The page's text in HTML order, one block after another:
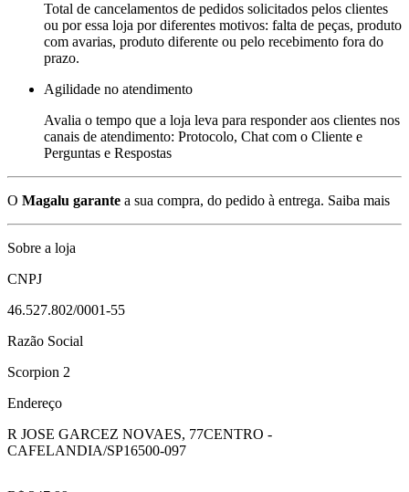
Total de cancelamentos de pedidos solicitados pelos clientes
ou por essa loja por diferentes motivos: falta de peças, produto
com avarias, produto diferente ou pelo recebimento fora do
prazo.
Agilidade no atendimento
Avalia o tempo que a loja leva para responder aos clientes nos
canais de atendimento: Protocolo, Chat com o Cliente e
Perguntas e Respostas
O Magalu garante a sua compra, do pedido à entrega. Saiba mais
Sobre a loja
CNPJ
46.527.802/0001-55
Razão Social
Scorpion 2
Endereço
R JOSE GARCEZ NOVAES, 77CENTRO -
CAFELANDIA/SP16500-097